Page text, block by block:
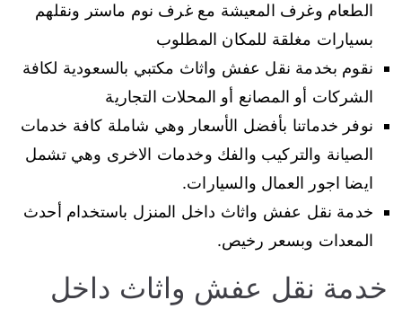
الطعام وغرف المعيشة مع غرف نوم ماستر ونقلهم
بسيارات مغلقة للمكان المطلوب
نقوم بخدمة نقل عفش واثاث مكتبي بالسعودية لكافة
الشركات أو المصانع أو المحلات التجارية
نوفر خدماتنا بأفضل الأسعار وهي شاملة كافة خدمات
الصيانة والتركيب والفك وخدمات الاخرى وهي تشمل
ايضا اجور العمال والسيارات.
خدمة نقل عفش واثاث داخل المنزل باستخدام أحدث
المعدات وبسعر رخيص.
خدمة نقل عفش واثاث داخل